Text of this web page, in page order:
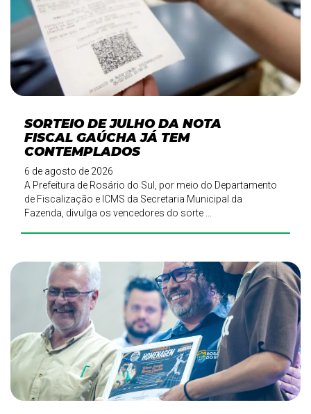
SORTEIO DE JULHO DA NOTA
FISCAL GAÚCHA JÁ TEM
CONTEMPLADOS
6 de agosto de 2026
A Prefeitura de Rosário do Sul, por meio do Departamento
de Fiscalização e ICMS da Secretaria Municipal da
Fazenda, divulga os vencedores do sorte ...